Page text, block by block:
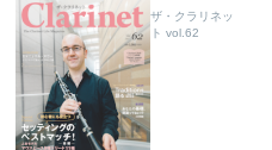
ザ・クラリネッ
ト vol.62